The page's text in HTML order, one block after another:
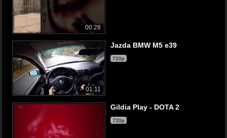
00:28
01:11
Jazda BMW M5 e39
720p
Gildia Play - DOTA 2
720p